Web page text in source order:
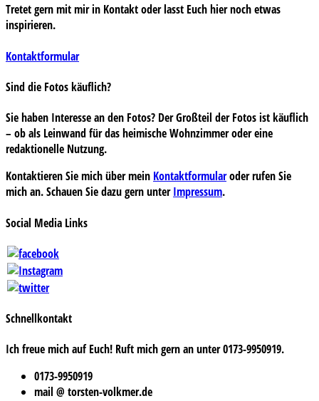
Tretet gern mit mir in Kontakt oder lasst Euch hier noch etwas
inspirieren.
Kontaktformular
Sind die Fotos käuflich?
Sie haben Interesse an den Fotos? Der Großteil der Fotos ist käuflich
– ob als Leinwand für das heimische Wohnzimmer oder eine
redaktionelle Nutzung.
Kontaktieren Sie mich über mein Kontaktformularoder rufen Sie
mich an. Schauen Sie dazu gern unterImpressum.
Social Media Links
Schnellkontakt
Ich freue mich auf Euch! Ruft mich gern an unter 0173-9950919.
0173-9950919
mail @ torsten-volkmer.de